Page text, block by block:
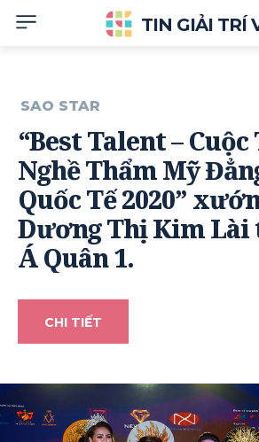
TIN GIẢI TRÍ
SAO STAR
“Best Talent –
Nghề Thẩm Mỹ
Quốc Tế 2020”
Dương Thị Kim
Á Quân 1.
CHI TIẾT